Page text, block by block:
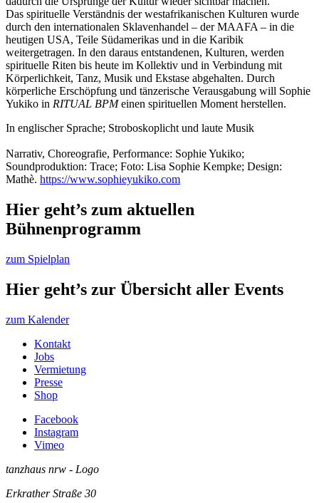
Das spirituelle Verständnis der westafrikanischen Kulturen wurde
durch den internationalen Sklavenhandel – der MAAFA – in die
heutigen USA, Teile Südamerikas und in die Karibik
weitergetragen. In den daraus entstandenen, Kulturen, werden
spirituelle Riten bis heute im Kollektiv und in Verbindung mit
Körperlichkeit, Tanz, Musik und Ekstase abgehalten. Durch
körperliche Erschöpfung und tänzerische Verausgabung will Sophie
Yukiko in RITUAL BPMeinen spirituellen Moment herstellen.
In englischer Sprache; Stroboskoplicht und laute Musik
Narrativ, Choreografie, Performance: Sophie Yukiko;
Soundproduktion: Trace; Foto: Lisa Sophie Kempke; Design:
Mathè. https://www.sophieyukiko.com
Hier geht’s zum aktuellen
Bühnenprogramm
zum Spielplan
Hier geht’s zur Übersicht aller Events
zum Kalender
Kontakt
Jobs
Vermietung
Presse
Shop
Facebook
Instagram
Vimeo
tanzhaus nrw - Logo
Erkrather Straße 30